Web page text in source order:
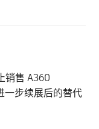
销售 A360
步续展后的替代